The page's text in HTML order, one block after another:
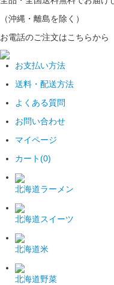
（沖縄・離島を除く）
お電話のご注文はこちらから
お支払い方法
送料・配送方法
よくある質問
お問い合わせ
マイページ
カート(0)
北海道ラーメン
北海道スイーツ
北海道米
北海道野菜